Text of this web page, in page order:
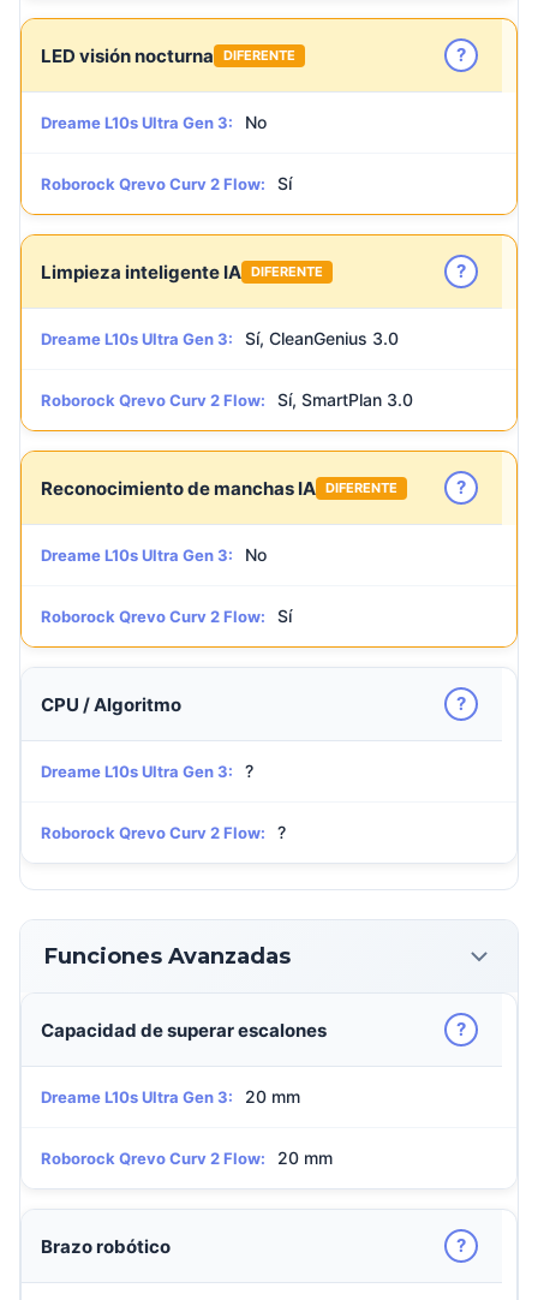
LED visión nocturna DIFERENTE ?
Dreame L10s Ultra Gen 3: No
Roborock Qrevo Curv 2 Flow: Sí
Limpieza inteligente IA DIFERENTE ?
Dreame L10s Ultra Gen 3: Sí, CleanGenius 3.0
Roborock Qrevo Curv 2 Flow: Sí, SmartPlan 3.0
Reconocimiento de manchas IA DIFERENTE ?
Dreame L10s Ultra Gen 3: No
Roborock Qrevo Curv 2 Flow: Sí
CPU / Algoritmo ?
Dreame L10s Ultra Gen 3: ?
Roborock Qrevo Curv 2 Flow: ?
Funciones Avanzadas
Capacidad de superar escalones ?
Dreame L10s Ultra Gen 3: 20 mm
Roborock Qrevo Curv 2 Flow: 20 mm
Brazo robótico ?